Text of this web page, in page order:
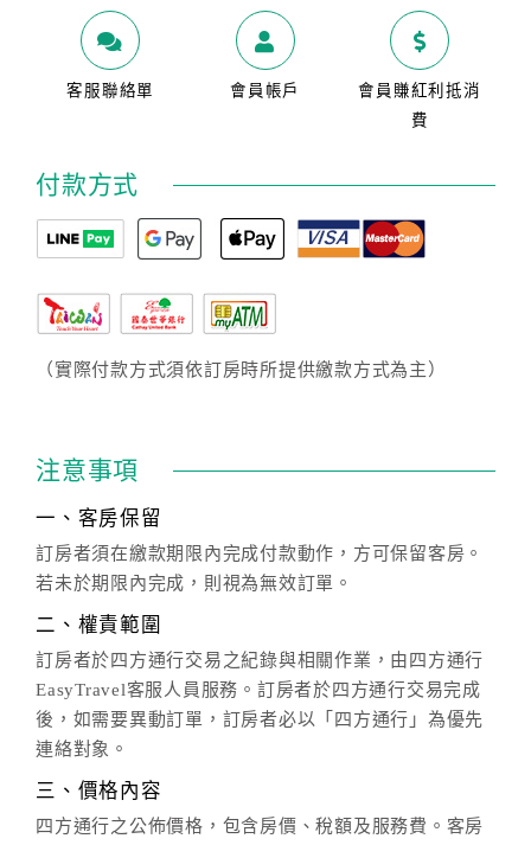
客服聯絡單 會員帳戶
會員賺紅利抵消
費
付款方式
（實際付款方式須依訂房時所提供繳款方式為主）
注意事項
一、客房保留
訂房者須在繳款期限內完成付款動作，方可保留客房。
若未於期限內完成，則視為無效訂單。
二、權責範圍
訂房者於四方通行交易之紀錄與相關作業，由四方通行
EasyTravel客服人員服務。訂房者於四方通行交易完成
後，如需要異動訂單，訂房者必以「四方通行」為優先
連絡對象。
三、價格內容
四方通行之公佈價格，包含房價、稅額及服務費。客房